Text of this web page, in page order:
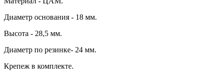
Диаметр основания - 18 мм.
Высота - 28,5 мм.
Диаметр по резинке- 24 мм.
Крепеж в комплекте.